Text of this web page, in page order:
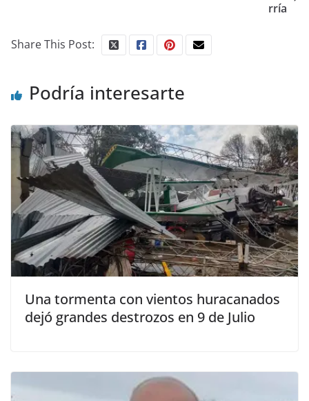
rría
Share This Post:
Podría interesarte
Una tormenta con vientos huracanados
dejó grandes destrozos en 9 de Julio